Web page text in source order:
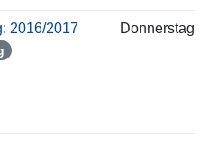
2016/2017 Donnerstag